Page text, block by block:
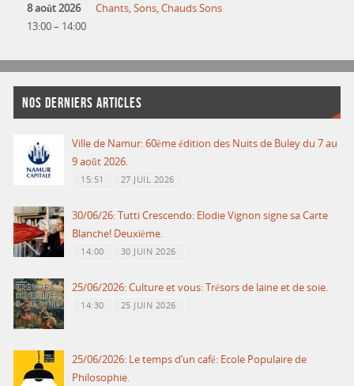
8 août 2026
13:00– 14:00
Chants, Sons, Chauds Sons
NOS DERNIERS ARTICLES
Ville de Namur: 60ème édition des Nuits de Buley du 7 au
9 août 2026.
15:51 27 JUIL 2026
30/06/26: Tutti Crescendo: Elodie Vignon signe sa Carte
Blanche! Deuxième.
14:00 30 JUIN 2026
25/06/2026: Culture et vous: Trésors de laine et de soie.
14:30 25 JUIN 2026
25/06/2026: Le temps d’un café: Ecole Populaire de
Philosophie.